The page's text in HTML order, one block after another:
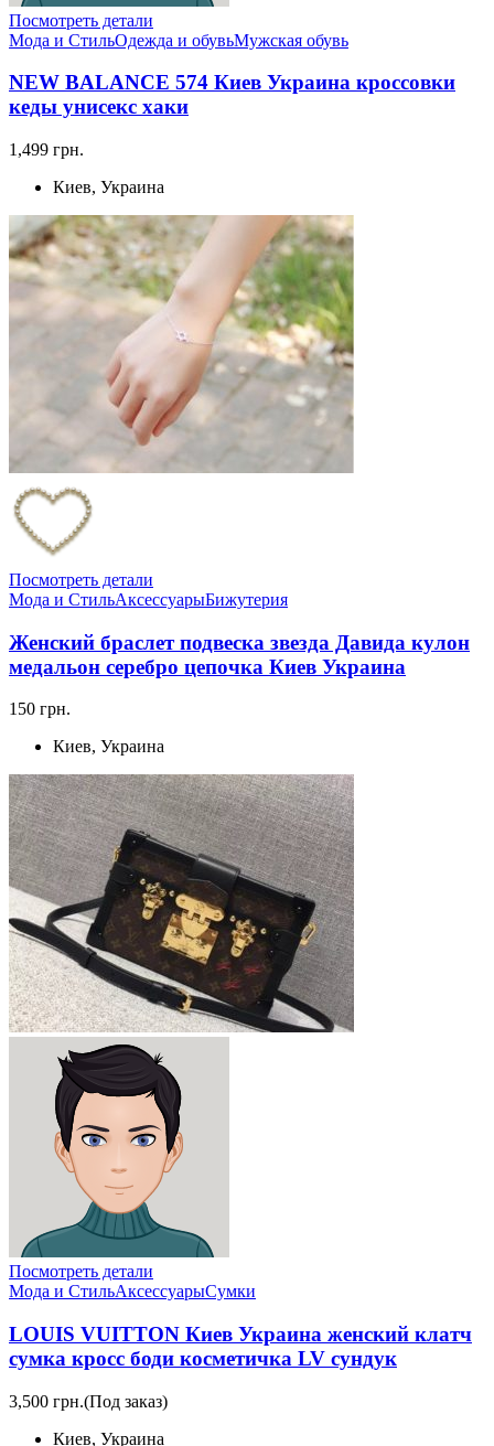
Посмотреть детали
Мода и СтильОдежда и обувьМужская обувь
NEW BALANCE 574 Киев Украина кроссовки
кеды унисекс хаки
1,499 грн.
Киев, Украина
Посмотреть детали
Мода и СтильАксессуарыБижутерия
Женский браслет подвеска звезда Давида кулон
медальон серебро цепочка Киев Украина
150 грн.
Киев, Украина
Посмотреть детали
Мода и СтильАксессуарыСумки
LOUIS VUITTON Киев Украина женский клатч
сумка кросс боди косметичка LV сундук
3,500 грн.(Под заказ)
Киев, Украина